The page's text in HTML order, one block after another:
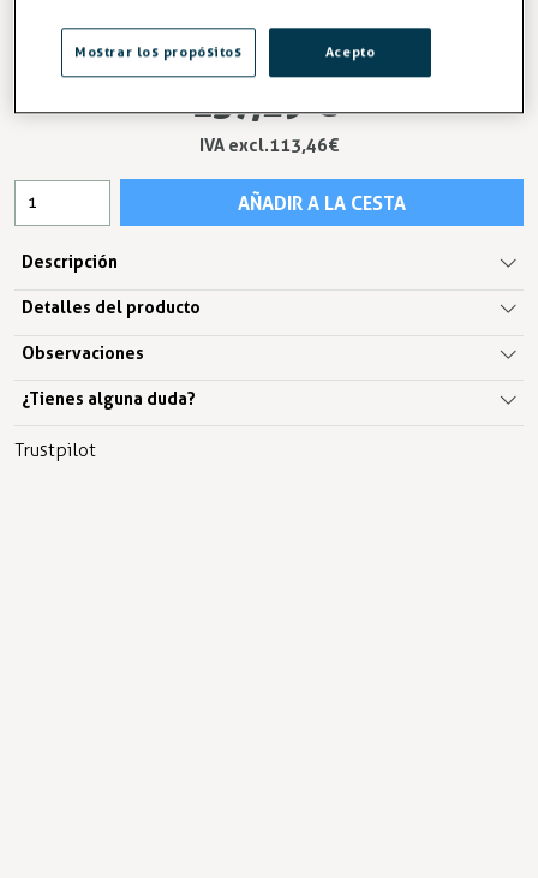
137,29 €
IVA excl.113,46 €
AÑADIR A LA CESTA
Descripción
Detalles del producto
Observaciones
¿Tienes alguna duda?
Trustpilot
Acepto
Mostrar los propósitos